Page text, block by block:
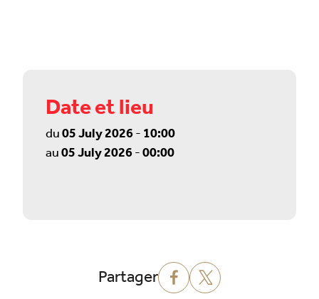
Date et lieu
du05 July 2026-10:00
au05 July 2026-00:00
Partager